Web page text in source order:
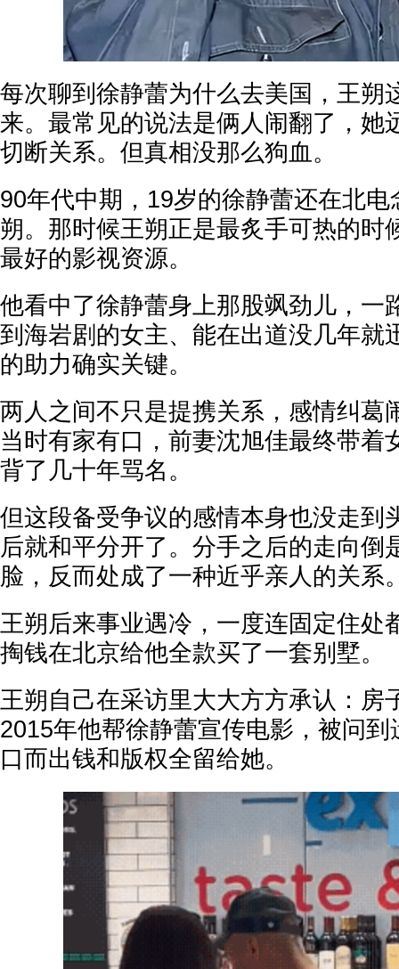
每次聊到徐静蕾为什么去美国，王朔
来。最常见的说法是俩人闹翻了，她
切断关系。但真相没那么狗血。
90年代中期，19岁的徐静蕾还在北
朔。那时候王朔正是最炙手可热的时
最好的影视资源。
他看中了徐静蕾身上那股飒劲儿，一
到海岩剧的女主、能在出道没几年就
的助力确实关键。
两人之间不只是提携关系，感情纠葛
当时有家有口，前妻沈旭佳最终带着
背了几十年骂名。
但这段备受争议的感情本身也没走到
后就和平分开了。分手之后的走向倒
脸，反而处成了一种近乎亲人的关系
王朔后来事业遇冷，一度连固定住处
掏钱在北京给他全款买了一套别墅。
王朔自己在采访里大大方方承认：房
2015年他帮徐静蕾宣传电影，被问
口而出钱和版权全留给她。